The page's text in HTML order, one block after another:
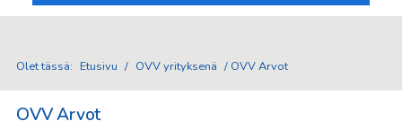
Olet tässä: Etusivu / OVV yrityksenä / OVV Arvot
OVV Arvot